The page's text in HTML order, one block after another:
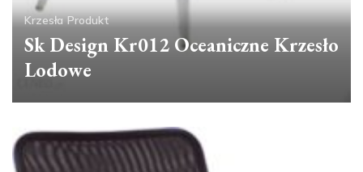
Krzesła Produkt
Sk Design Kr012 Oceaniczne Krzesło
Lodowe